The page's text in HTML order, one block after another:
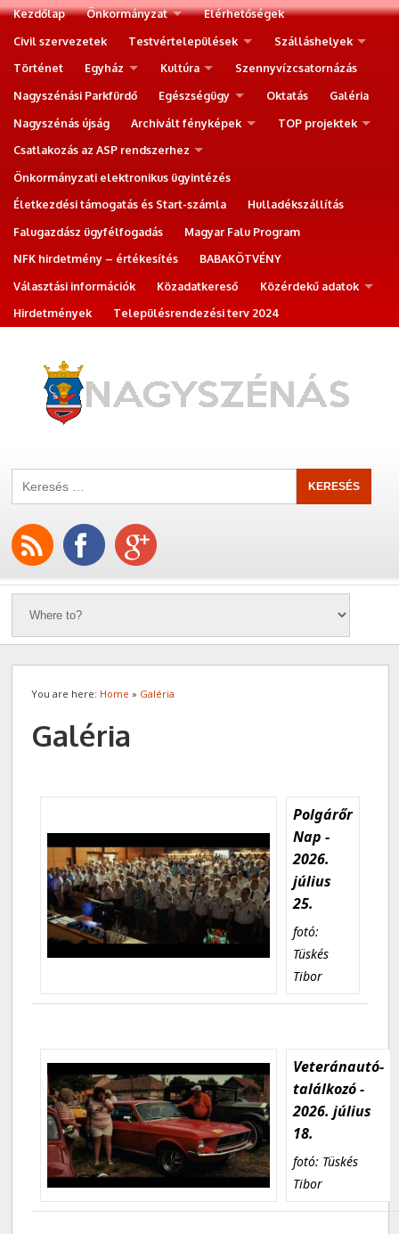
Kezdőlap Önkormányzat
Elérhetőségek
Civil szervezetek
Testvértelepülések
Szálláshelyek
Történet
Egyház Kultúra
Szennyvízcsatornázás
Nagyszénási Parkfürdő
Egészségügy Oktatás
Galéria
Nagyszénás újság
Archivált fényképek
TOP projektek
Csatlakozás az ASP rendszerhez
Önkormányzati elektronikus ügyintézés
Életkezdési támogatás és Start-számla
Hulladékszállítás
Falugazdász ügyfélfogadás
Magyar Falu Program
NFK hirdetmény – értékesítés
BABAKÖTVÉNY
Választási információk
Közadatkereső
Közérdekű adatok
Hirdetmények
Településrendezési terv 2024
You are here: Home » Galéria
Galéria
Polgárőr
Nap -
2026.
július
25.
fotó:
Tüskés
Tibor
Veteránautó-
találkozó -
2026. július
18.
fotó: Tüskés
Tibor